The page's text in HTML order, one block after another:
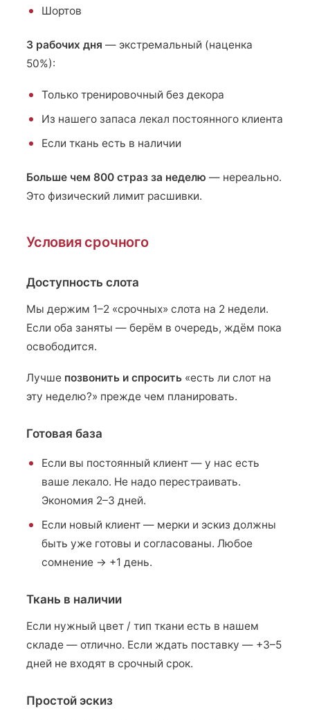
Шортов
3 рабочих дня — экстремальный (наценка
50%):
Только тренировочный без декора
Из нашего запаса лекал постоянного клиента
Если ткань есть в наличии
Больше чем 800 страз за неделю — нереально.
Это физический лимит расшивки.
Условия срочного
Доступность слота
Мы держим 1–2 «срочных» слота на 2 недели.
Если оба заняты — берём в очередь, ждём пока
освободится.
Лучше позвонить и спросить «есть ли слот на
эту неделю?» прежде чем планировать.
Готовая база
Если вы постоянный клиент — у нас есть
ваше лекало. Не надо перестраивать.
Экономия 2–3 дней.
Если новый клиент — мерки и эскиз должны
быть уже готовы и согласованы. Любое
сомнение → +1 день.
Ткань в наличии
Если нужный цвет / тип ткани есть в нашем
складе — отлично. Если ждать поставку — +3–5
дней не входят в срочный срок.
Простой эскиз